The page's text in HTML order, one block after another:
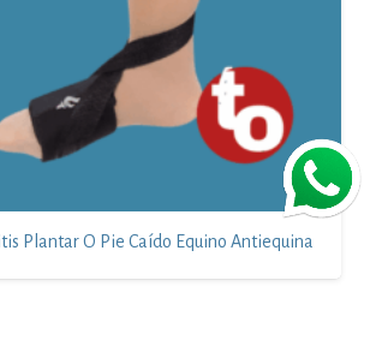
Plantar O Pie Caído Equino Antiequina